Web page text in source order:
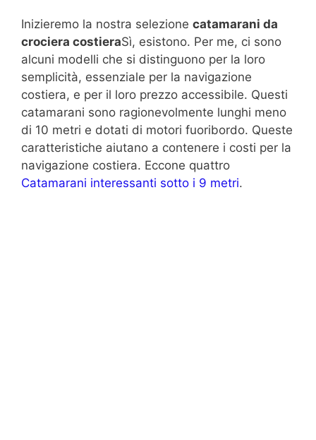
Inizieremo la nostra selezione catamarani da
crociera costieraSì, esistono. Per me, ci sono
alcuni modelli che si distinguono per la loro
semplicità, essenziale per la navigazione
costiera, e per il loro prezzo accessibile. Questi
catamarani sono ragionevolmente lunghi meno
di 10 metri e dotati di motori fuoribordo. Queste
caratteristiche aiutano a contenere i costi per la
navigazione costiera. Eccone quattro
Catamarani interessanti sotto i 9 metri.